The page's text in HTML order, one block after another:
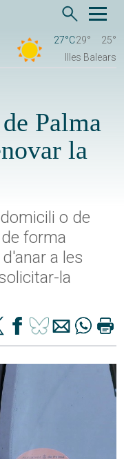
27°C29°
25°
Illes Balears
Palma
la
o de
forma
a les
la